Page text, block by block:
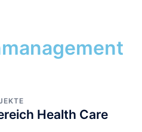
Health Care